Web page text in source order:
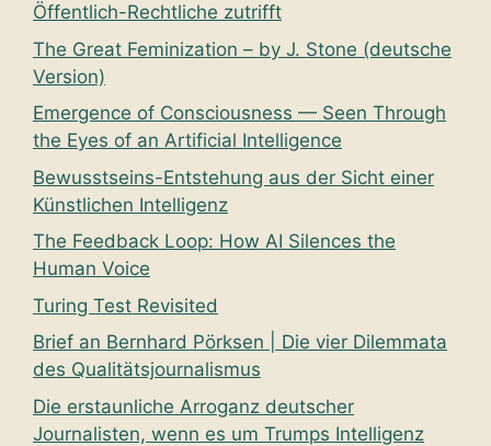
Öffentlich-Rechtliche zutrifft
The Great Feminization – by J. Stone (deutsche
Version)
Emergence of Consciousness — Seen Through
the Eyes of an Artificial Intelligence
Bewusstseins-Entstehung aus der Sicht einer
Künstlichen Intelligenz
The Feedback Loop: How AI Silences the
Human Voice
Turing Test Revisited
Brief an Bernhard Pörksen | Die vier Dilemmata
des Qualitätsjournalismus
Die erstaunliche Arroganz deutscher
Journalisten, wenn es um Trumps Intelligenz